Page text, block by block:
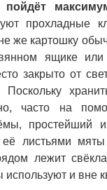
пойдёт
прохладные
же картошку
ящике или
закрыто от
Поскольку
часто на
простейший
её листьями
лежит свёкла
и вне